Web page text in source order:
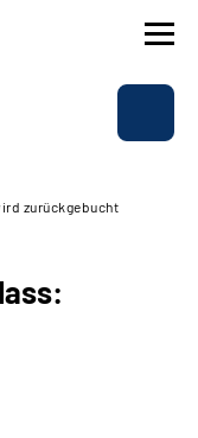
zurückgebucht